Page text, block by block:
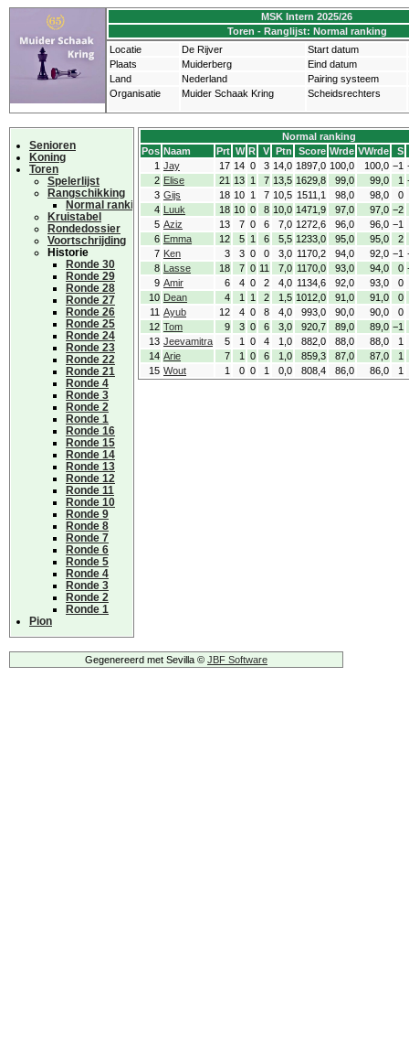
MSK Intern 2025/26
Toren - Ranglijst: Normal ranking
Locatie
De Rijver
Start datum
Plaats
Muiderberg
Eind datum
Land
Nederland
Pairing systeem
Organisatie
Muider Schaak Kring Scheidsrechters
Senioren
Koning
Toren
Spelerlijst
Rangschikking
Normal ranking
Kruistabel
Rondedossier
Voortschrijding
Historie
Ronde 30
Ronde 29
Ronde 28
Ronde 27
Ronde 26
Ronde 25
Ronde 24
Ronde 23
Ronde 22
Ronde 21
Ronde 4
Ronde 3
Ronde 2
Ronde 1
Ronde 16
Ronde 15
Ronde 14
Ronde 13
Ronde 12
Ronde 11
Ronde 10
Ronde 9
Ronde 8
Ronde 7
Ronde 6
Ronde 5
Ronde 4
Ronde 3
Ronde 2
Ronde 1
Pion
Normal ranking
Pos Naam Prt W R V Ptn Score Wrde VWrde
S
1 Jay 17 14 0 3 14,0 1897,0 100,0 100,0 −1
2 Elise 21 13 1 7 13,5 1629,8 99,0 99,0 1
3 Gijs 18 10 1 7 10,5 1511,1 98,0 98,0
0
4 Luuk 18 10 0 8 10,0 1471,9 97,0 97,0 −2
5 Aziz 13 7 0 6 7,0 1272,6 96,0 96,0 −1
6 Emma 12 5 1 6 5,5 1233,0 95,0 95,0
2
7 Ken 3 3 0 0 3,0 1170,2 94,0 92,0 −1
8 Lasse 18 7 0 11 7,0 1170,0 93,0 94,0 0
9 Amir 6 4 0 2 4,0 1134,6 92,0 93,0
0
10 Dean 4 1 1 2 1,5 1012,0 91,0 91,0
0
11 Ayub 12 4 0 8 4,0 993,0 90,0 90,0
0
12 Tom 9 3 0 6 3,0 920,7 89,0 89,0 −1
13 Jeevamitra 5 1 0 4 1,0 882,0 88,0 88,0
1
14 Arie 7 1 0 6 1,0 859,3 87,0 87,0
1
15 Wout 1 0 0 1 0,0 808,4 86,0 86,0 1
Gegenereerd met Sevilla © JBF Software